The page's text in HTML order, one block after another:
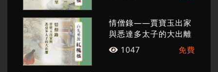
情僧錄——賈寶玉出家
與悉達多太子的大出離
1047
免費